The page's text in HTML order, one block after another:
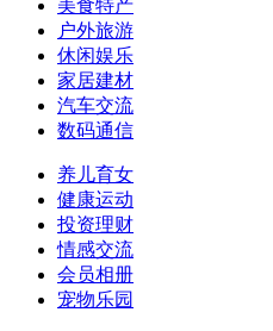
美食特产
户外旅游
休闲娱乐
家居建材
汽车交流
数码通信
养儿育女
健康运动
投资理财
情感交流
会员相册
宠物乐园